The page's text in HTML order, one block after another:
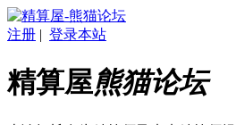
注册 | 登录本站
精算屋熊猫论坛